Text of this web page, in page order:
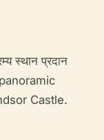
स्थान प्रदान
Castle.